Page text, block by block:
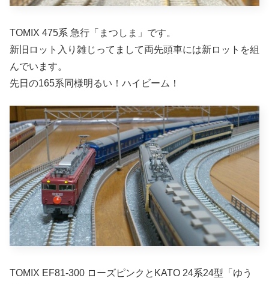
TOMIX 475系 急行「まつしま」です。
新旧ロット入り雑じってまして両先頭車には新ロットを組
んでいます。
先日の165系同様明るい！ハイビーム！
TOMIX EF81-300 ローズピンクとKATO 24系24型「ゆう